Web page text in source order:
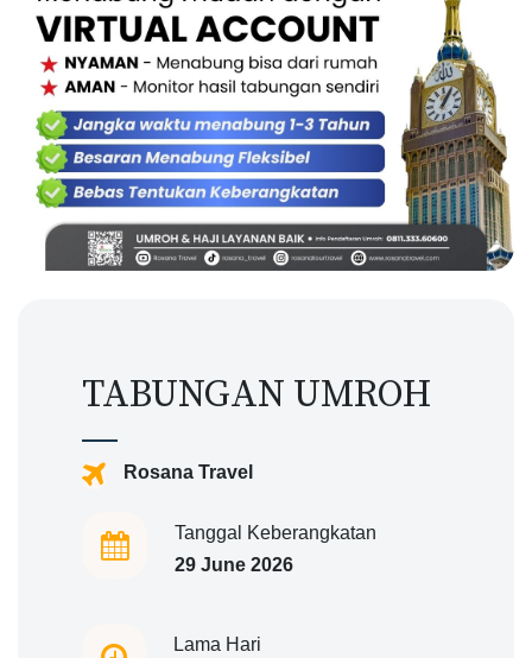
TABUNGAN UMROH
Rosana Travel
Tanggal Keberangkatan
29 June 2026
Lama Hari